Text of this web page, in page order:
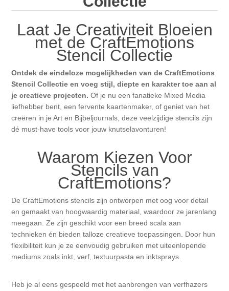
Stompkaarsen
Personen
Steampunk
Andere Afbeeldingen
60 bij 40 cm
Embossing
Gesso - Mediums
Inkt
Lavinia Stamps
Cadence
Distress
Ranger
Inspiratie
Art Journal 2025
Kaarten 2024
Art Journal 2024
Kaarten 2023
kaarten 2022
Art journal 2022
Kaarten 2021
Laat Je Creativiteit Bloeien
met de CraftEmotions
Stencil Collectie
Ontdek de eindeloze mogelijkheden van de CraftEmotions
Stencil Collectie en voeg stijl, diepte en karakter toe aan al
je creatieve projecten. Of je nu een fanatieke Mixed Media
liefhebber bent, een fervente kaartenmaker, of geniet van het
creëren in je Art en Bijbeljournals, deze veelzijdige stencils zijn
dé must-have tools voor jouw knutselavonturen!
Waarom Kiezen Voor
Stencils van
CraftEmotions?
De CraftEmotions stencils zijn ontworpen met oog voor detail
en gemaakt van hoogwaardig materiaal, waardoor ze jarenlang
meegaan. Ze zijn geschikt voor een breed scala aan
technieken én bieden talloze creatieve toepassingen. Door hun
flexibiliteit kun je ze eenvoudig gebruiken met uiteenlopende
mediums zoals inkt, verf, textuurpasta en inktsprays.
Heb je al eens gespeeld met het aanbrengen van verfhazers